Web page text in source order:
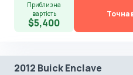
Приблизна
вартість
$5,400
Точна
2012 Buick Enclave